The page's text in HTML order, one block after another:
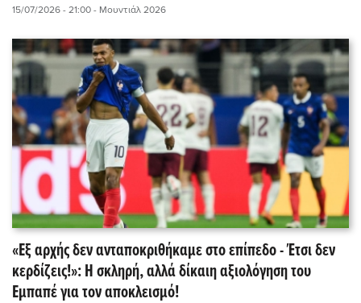
15/07/2026 - 21:00 - Μουντιάλ 2026
«Εξ αρχής δεν ανταποκριθήκαμε στο επίπεδο - Έτσι δεν
κερδίζεις!»: Η σκληρή, αλλά δίκαιη αξιολόγηση του
Εμπαπέ για τον αποκλεισμό!